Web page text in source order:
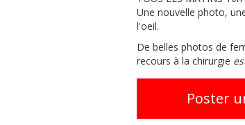
Une nouvelle photo,
l'oeil.
De belles photos de
recours à la chirurgie
Poster